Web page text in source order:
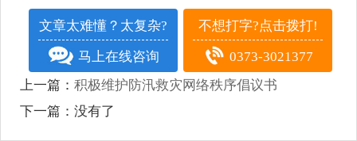
文章太难懂？太复杂?
马上在线咨询
不想打字?点击拨打!
0373-3021377
上一篇：积极维护防汛救灾网络秩序倡议书
下一篇：没有了